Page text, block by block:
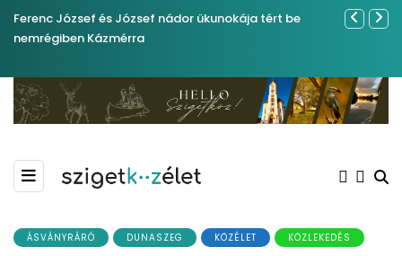
Ferenc József és József nádor ükunokája tért be
nemrégiben Kázmérra
Év
ÁSVÁNYRÁRÓ DUNASZEG KÖZÉLET KÖZLEKEDÉS